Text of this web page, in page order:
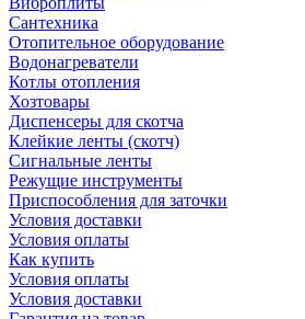
Сантехника
Отопительное оборудование
Водонагреватели
Котлы отопления
Хозтовары
Диспенсеры для скотча
Клейкие ленты (скотч)
Сигнальные ленты
Режущие инструменты
Приспособления для заточки
Условия доставки
Условия оплаты
Как купить
Условия оплаты
Условия доставки